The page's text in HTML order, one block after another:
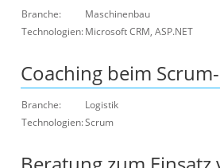
Branche:
Maschinenbau
Technologien:Microsoft CRM, ASP.NET
Coaching beim
Branche:
Logistik
Technologien:Scrum